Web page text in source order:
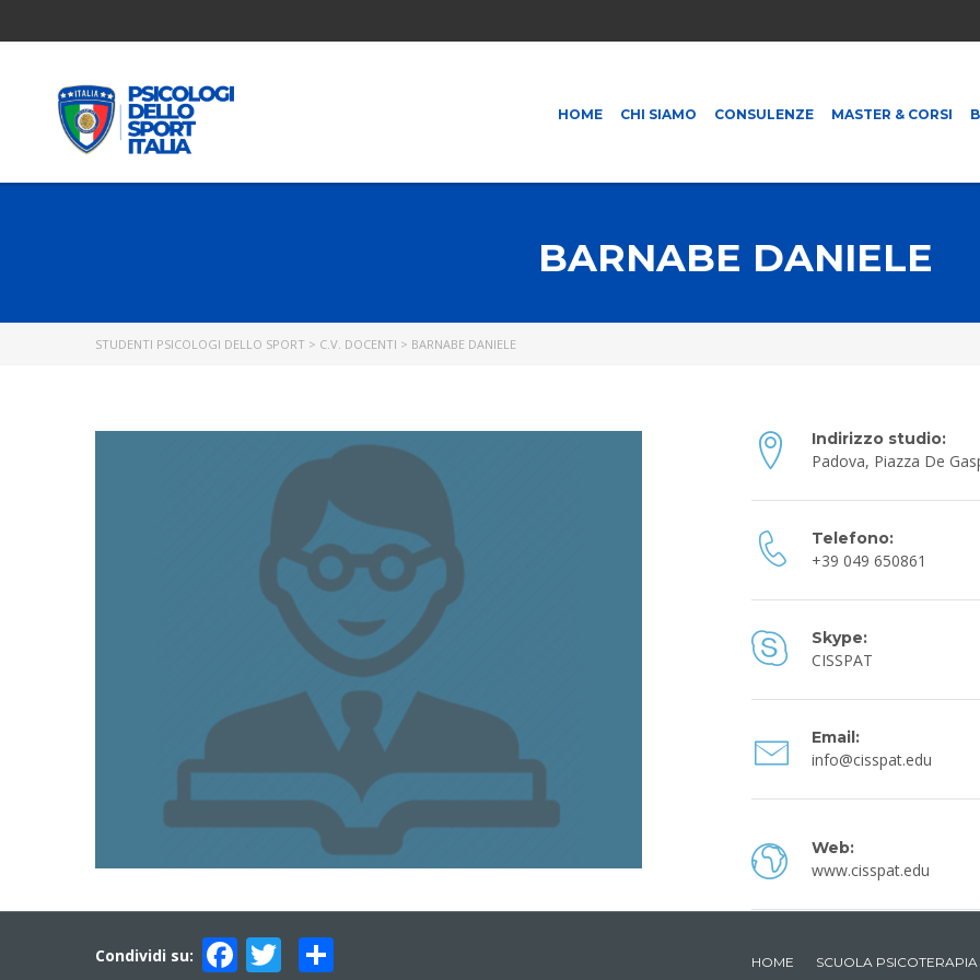
HOME CHI SIAMO CONSULENZE MASTER & CORSI
BARNABE DANIELE
STUDENTI PSICOLOGI DELLO SPORT > C.V. DOCENTI > BARNABE DANIELE
Indirizzo studio:
Padova, Piazza De
Telefono:
+39 049 650861
Skype:
CISSPAT
Email:
info@cisspat.edu
Web:
www.cisspat.edu
Condividi su: Facebook
Twitter HOME SCUOLA PSICOTERAPIA